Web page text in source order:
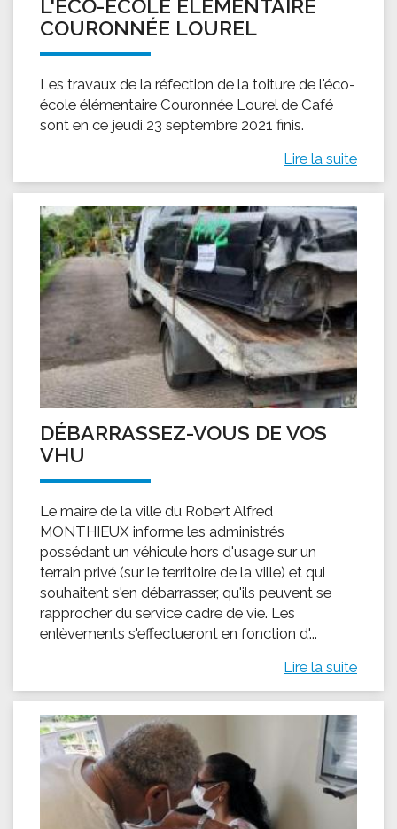
L'ÉCO-ÉCOLE ÉLÉMENTAIRE
COURONNÉE LOUREL
Les travaux de la réfection de la toiture de l'éco-
école élémentaire Couronnée Lourel de Café
sont en ce jeudi 23 septembre 2021 finis.
Lire la suite
DÉBARRASSEZ-VOUS DE VOS
VHU
Le maire de la ville du Robert Alfred
MONTHIEUX informe les administrés
possédant un véhicule hors d'usage sur un
terrain privé (sur le territoire de la ville) et qui
souhaitent s'en débarrasser, qu'ils peuvent se
rapprocher du service cadre de vie. Les
enlèvements s'effectueront en fonction d'...
Lire la suite